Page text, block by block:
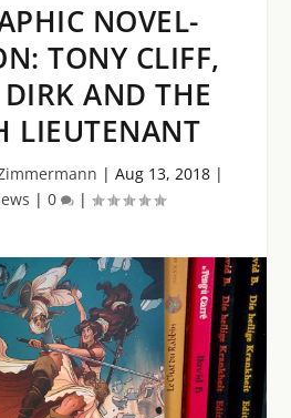
NOVEL-
TONY CLIFF,
AND THE
LIEUTENANT
| Aug 13, 2018|
| 0 |